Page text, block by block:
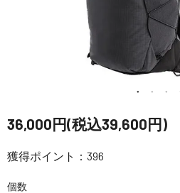
RC・ロボット部品
講習会･国家資格･WEBセミナー
サポート・Q&A / 法人・学生のお客様
36,000円(税込39,600円)
獲得ポイント：396
個数